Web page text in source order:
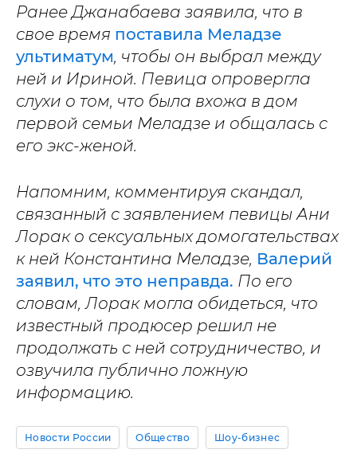
Ранее Джанабаева заявила, что в
свое время поставила Меладзе
ультиматум, чтобы он выбрал между
ней и Ириной. Певица опровергла
слухи о том, что была вхожа в дом
первой семьи Меладзе и общалась с
его экс-женой.
Напомним, комментируя скандал,
связанный с заявлением певицы Ани
Лорак о сексуальных домогательствах
к ней Константина Меладзе, Валерий
заявил, что это неправда. По его
словам, Лорак могла обидеться, что
известный продюсер решил не
продолжать с ней сотрудничество, и
озвучила публично ложную
информацию.
Новости России Общество Шоу-бизнес